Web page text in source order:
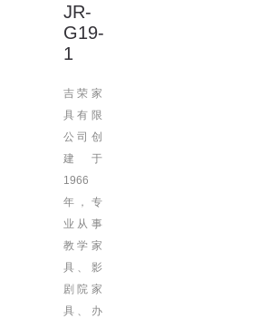
JR-
G19-
1
吉荣家
具有限
公司创
建于
1966
年，专
业从事
教学家
具、影
剧院家
具、办